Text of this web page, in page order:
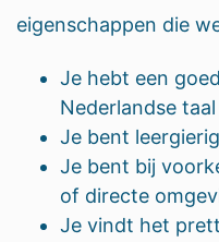
eigenschappen die
Je hebt een
Nederlandse
Je bent
Je bent bij
of directe
Je vindt het